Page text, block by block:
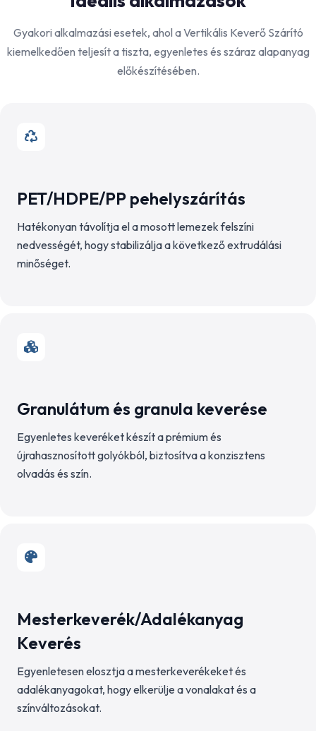
Gyakori alkalmazási esetek, ahol a Vertikális Keverő Szárító
kiemelkedően teljesít a tiszta, egyenletes és száraz alapanyag
előkészítésében.
PET/HDPE/PP pehelyszárítás
Hatékonyan távolítja el a mosott lemezek felszíni
nedvességét, hogy stabilizálja a következő extrudálási
minőséget.
Granulátum és granula keverése
Egyenletes keveréket készít a prémium és
újrahasznosított golyókból, biztosítva a konzisztens
olvadás és szín.
Mesterkeverék/Adalékanyag
Keverés
Egyenletesen elosztja a mesterkeverékeket és
adalékanyagokat, hogy elkerülje a vonalakat és a
színváltozásokat.